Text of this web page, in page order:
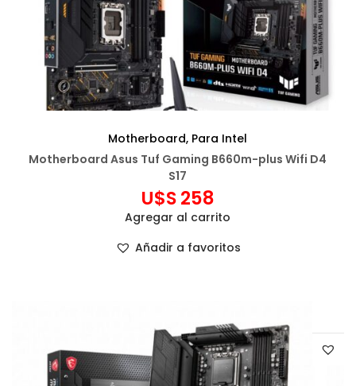
Motherboard, Para Intel
Motherboard Asus Tuf Gaming B660m-plus Wifi D4
S17
U$S258
Agregar al carrito
Añadir a favoritos